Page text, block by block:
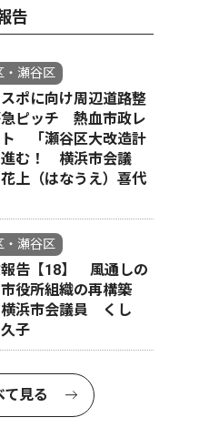
告
・瀬谷区
ポに向け周辺道路整
ピッチ 熱血市政レ
「瀬谷区大改造計
む！ 横浜市会議
上（はなうえ）喜代
・瀬谷区
告【18】 風通しの
役所組織の再構築
浜市会議員 くし
子
て見る